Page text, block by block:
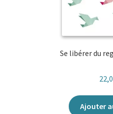
Se libérer du
Ajouter